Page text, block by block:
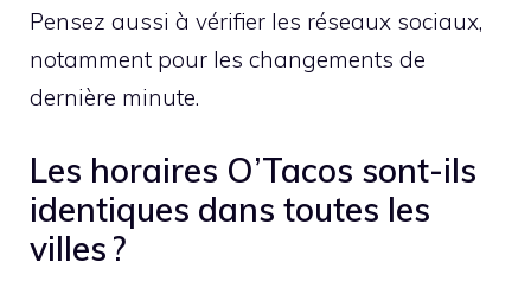
Pensez aussi à vérifier les réseaux sociaux,
notamment pour les changements de
dernière minute.
Les horaires O’Tacos sont-ils
identiques dans toutes les
villes ?